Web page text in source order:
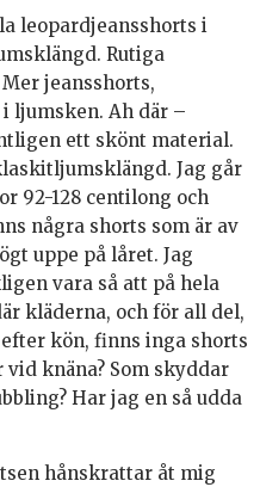
leopardjeansshorts i
Rutiga
jeansshorts,
ljumsken. Ah där –
ett skönt material.
Jag går
92-128 centilong och
några shorts som är av
uppe på låret. Jag
vara så att på hela
kläderna, och för all del,
kön, finns inga shorts
knäna? Som skyddar
Har jag en så udda
hånskrattar åt mig